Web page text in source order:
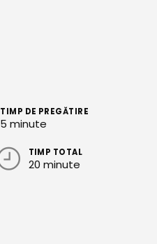
TIMP DE PREGĂTIRE
5 minute
TIMP TOTAL
20 minute